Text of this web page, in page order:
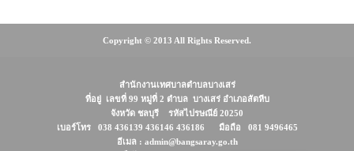
Copyright © 2013 All Rights Reserved.
สำนักงานเทศบาลตำบลบางเสร่
ที่อยู่ เลขที่ 99 หมู่ที่ 2 ตำบล บางเสร่ อำเภอสัตหีบ
จังหวัด ชลบุรี รหัสไปรษณีย์ 20250
เบอร์โทร 038 436139 436146 436186 มือถือ 081 9496465
อีเมล : admin@bangsaray.go.th